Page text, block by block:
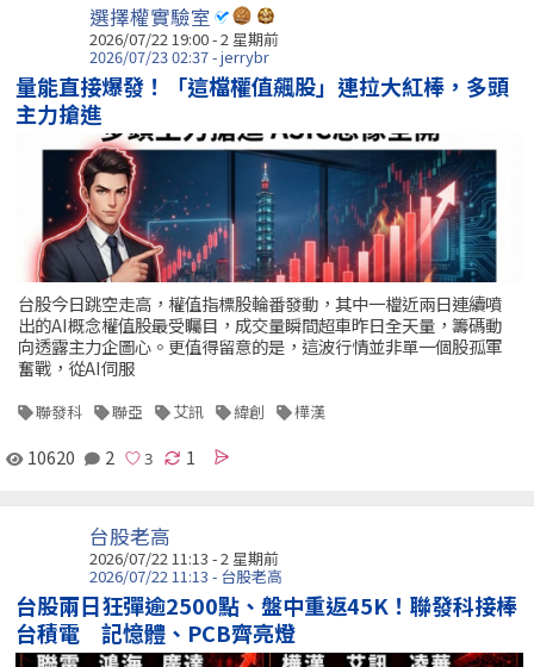
選擇權實驗室
2026/07/22 19:00 - 2 星期前
2026/07/23 02:37 - jerrybr
量能直接爆發！「這檔權值飆股」連拉大紅棒，多頭
主力搶進
台股今日跳空走高，權值指標股輪番發動，其中一檔近兩日連續噴
出的AI概念權值股最受矚目，成交量瞬間超車昨日全天量，籌碼動
向透露主力企圖心。更值得留意的是，這波行情並非單一個股孤軍
奮戰，從AI伺服
聯發科 聯亞 艾訊 緯創 樺漢
10620 2 1
台股老高
2026/07/22 11:13 - 2 星期前
2026/07/22 11:13 - 台股老高
台股兩日狂彈逾2500點、盤中重返45K！聯發科接棒
台積電 記憶體、PCB齊亮燈